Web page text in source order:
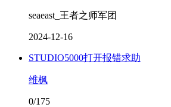
seaeast_王者之师军团
2024-12-16
STUDIO5000打开报错求助
维枫
0/175